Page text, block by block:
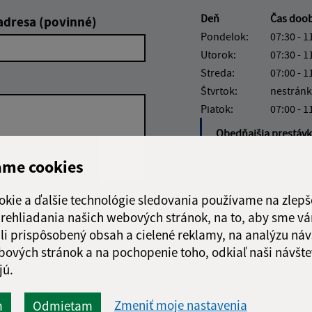
cookies
a ďalšie technológie sledovania používame na
našich webových stránok, na to, aby sme
prispôsobený obsah a cielené reklamy, na analýzu
stránok a na pochopenie toho, odkiaľ naši
Odmietam Zmeniť moje nastavenia
(povinné)
Google reCaptcha Response
Odoslať
správu
Deň Čas
Pondelok:
07:30 -
Utorok:
07:30 -
Streda:
07:00 -
Štvrtok:
Piatok:
07:00 -
Obedňajšia